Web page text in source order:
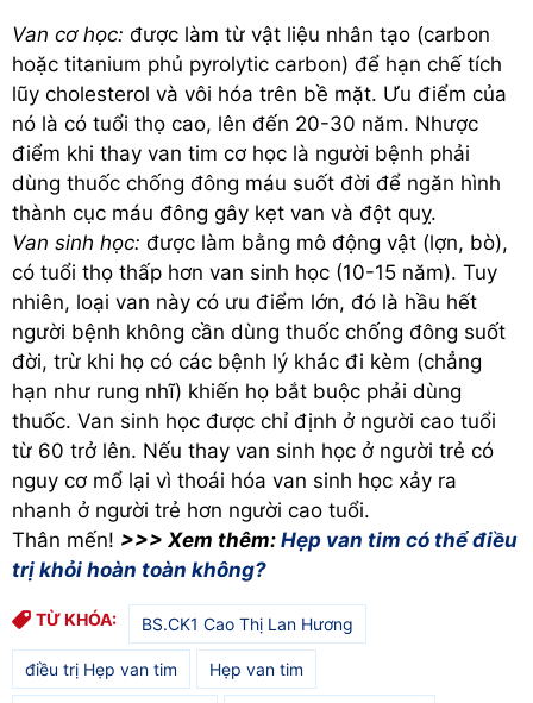
Van cơ học: được làm từ vật liệu nhân tạo (carbon
hoặc titanium phủ pyrolytic carbon) để hạn chế tích
lũy cholesterol và vôi hóa trên bề mặt. Ưu điểm của
nó là có tuổi thọ cao, lên đến 20-30 năm. Nhược
điểm khi thay van tim cơ học là người bệnh phải
dùng thuốc chống đông máu suốt đời để ngăn hình
thành cục máu đông gây kẹt van và đột quỵ.
Van sinh học: được làm bằng mô động vật (lợn, bò),
có tuổi thọ thấp hơn van sinh học (10-15 năm). Tuy
nhiên, loại van này có ưu điểm lớn, đó là hầu hết
người bệnh không cần dùng thuốc chống đông suốt
đời, trừ khi họ có các bệnh lý khác đi kèm (chẳng
hạn như rung nhĩ) khiến họ bắt buộc phải dùng
thuốc. Van sinh học được chỉ định ở người cao tuổi
từ 60 trở lên. Nếu thay van sinh học ở người trẻ có
nguy cơ mổ lại vì thoái hóa van sinh học xảy ra
nhanh ở người trẻ hơn người cao tuổi.
Thân mến! >>> Xem thêm: Hẹp van tim có thể điều
trị khỏi hoàn toàn không?
TỪ KHÓA: BS.CK1 Cao Thị Lan Hương
điều trị Hẹp van tim Hẹp van tim